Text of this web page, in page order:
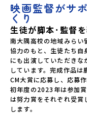
映画監督がサ
くり
生徒が脚本･監督
南大隅高校の地域みらい
協力のもと、生徒たち自
にも出演していただき
しています。完成作品は
CM大賞に応募し、応募
初年度の2023年は参加
は努力賞をそれぞれ受
します。